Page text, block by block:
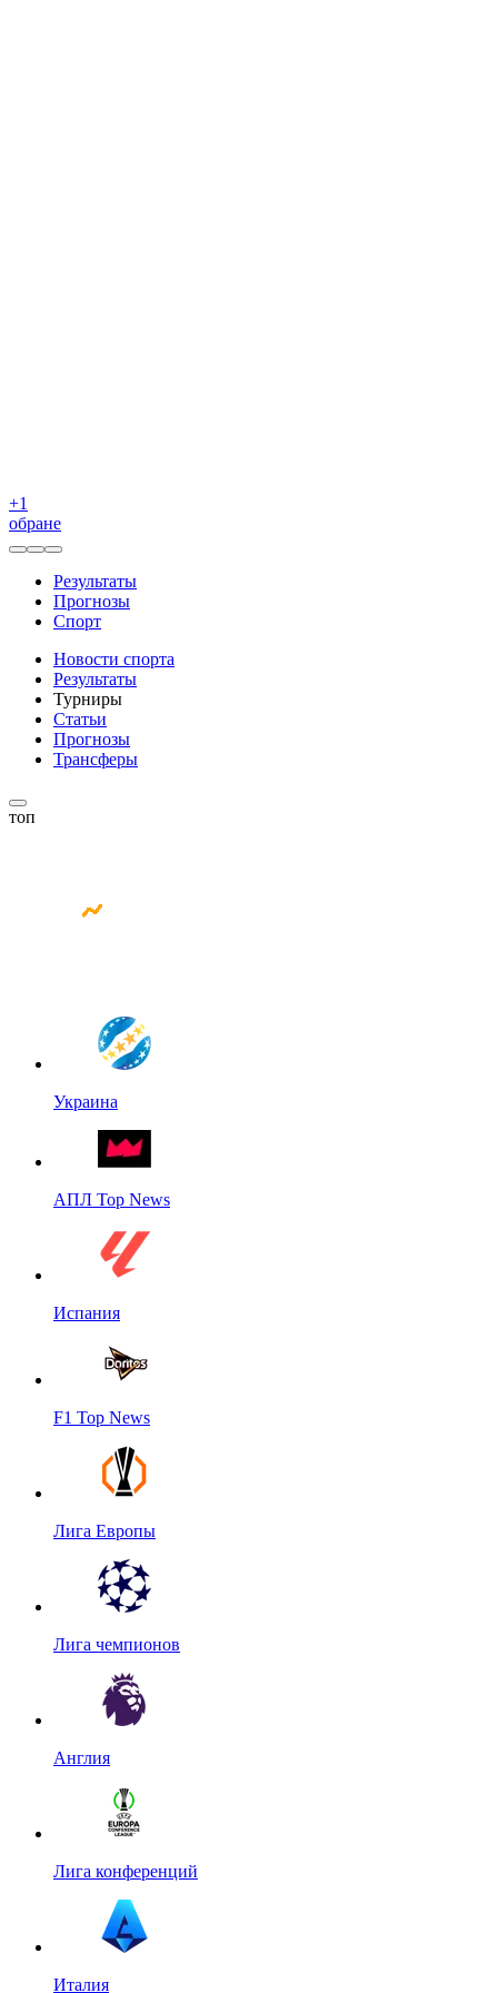
+1
обране
Результаты
Прогнозы
Спорт
Новости спорта
Результаты
Турниры
Статьи
Прогнозы
Трансферы
топ
Украина
АПЛ Top News
Испания
F1 Top News
Лига Европы
Лига чемпионов
Англия
Лига конференций
Италия